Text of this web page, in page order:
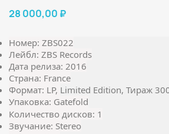
28 000,00 ₽
Номер: ZBS022
Лейбл: ZBS Records
Дата релиза: 2016
Страна: France
Формат: LP, Limited Edition, Тираж
Упаковка: Gatefold
Количество дисков: 1
Звучание: Stereo